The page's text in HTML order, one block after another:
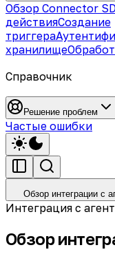
Обзор Connector
действияСоздание
триггера
хранилище
Справочник
Решение проблем
Частые ошибки
Обзор интеграции с
Интеграция с
Обзор